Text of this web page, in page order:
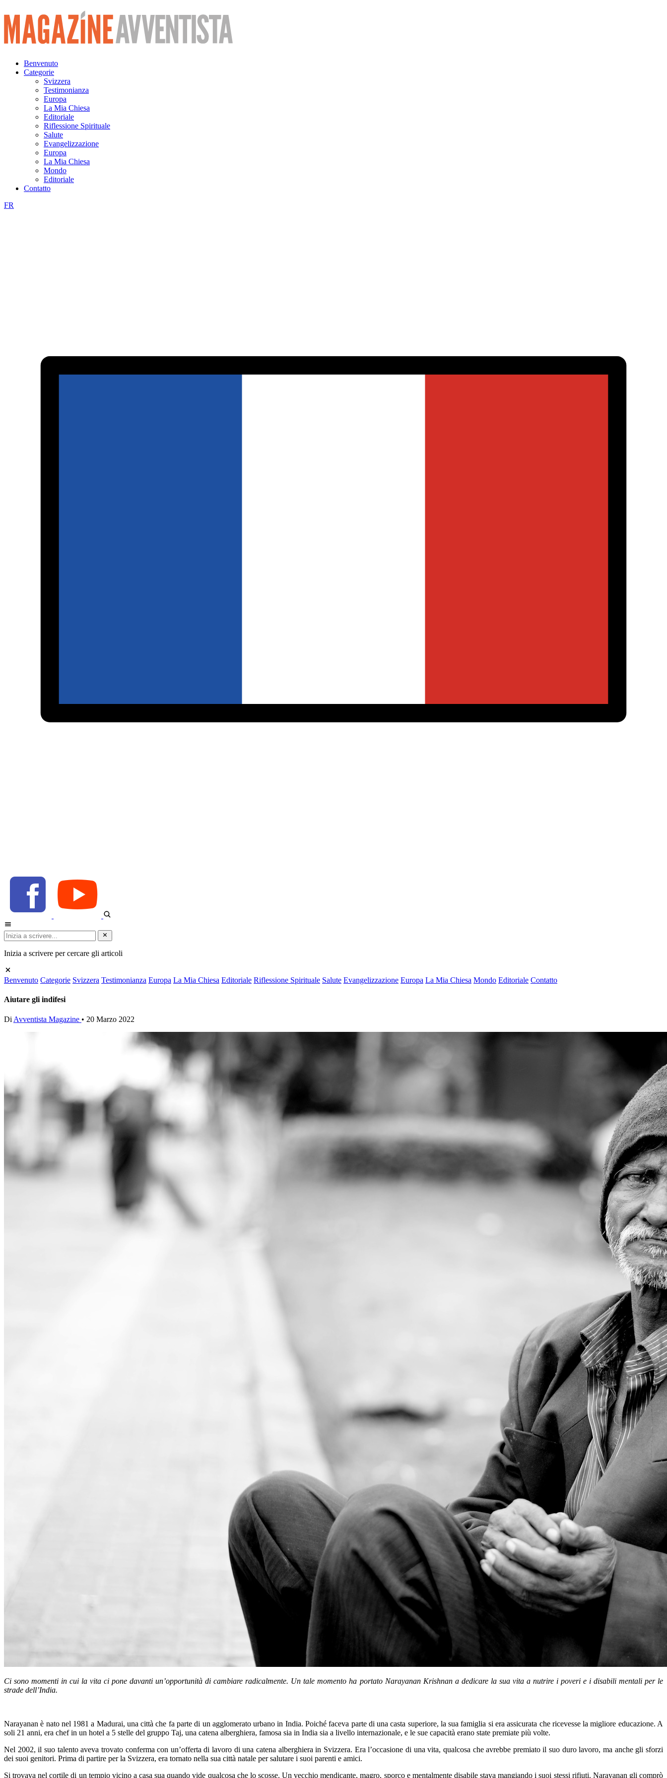
Vai
al
contenuto
Benvenuto
Categorie
Svizzera
Testimonianza
Europa
La Mia Chiesa
Editoriale
Riflessione Spirituale
Salute
Evangelizzazione
Europa
La Mia Chiesa
Mondo
Editoriale
Contatto
FR
Inizia a scrivere per cercare gli articoli
Benvenuto Categorie Svizzera Testimonianza Europa La Mia Chiesa Editoriale Riflessione Spirituale Salute Evangelizzazione Europa La Mia Chiesa Mondo Editoriale Contatto
Aiutare gli indifesi
Di Avventista Magazine • 20 Marzo 2022
Ci sono momenti in cui la vita ci pone davanti un’opportunità di cambiare radicalmente. Un tale momento ha portato Narayanan Krishnan a dedicare la sua vita a nutrire i poveri e i disabili mentali per le
strade dell’India.
Narayanan è nato nel 1981 a Madurai, una città che fa parte di un agglomerato urbano in India. Poiché faceva parte di una casta superiore, la sua famiglia si era assicurata che ricevesse la migliore educazione. A
soli 21 anni, era chef in un hotel a 5 stelle del gruppo Taj, una catena alberghiera, famosa sia in India sia a livello internazionale, e le sue capacità erano state premiate più volte.
Nel 2002, il suo talento aveva trovato conferma con un’offerta di lavoro di una catena alberghiera in Svizzera. Era l’occasione di una vita, qualcosa che avrebbe premiato il suo duro lavoro, ma anche gli sforzi
dei suoi genitori. Prima di partire per la Svizzera, era tornato nella sua città natale per salutare i suoi parenti e amici.
Si trovava nel cortile di un tempio vicino a casa sua quando vide qualcosa che lo scosse. Un vecchio mendicante, magro, sporco e mentalmente disabile stava mangiando i suoi stessi rifiuti. Narayanan gli comprò